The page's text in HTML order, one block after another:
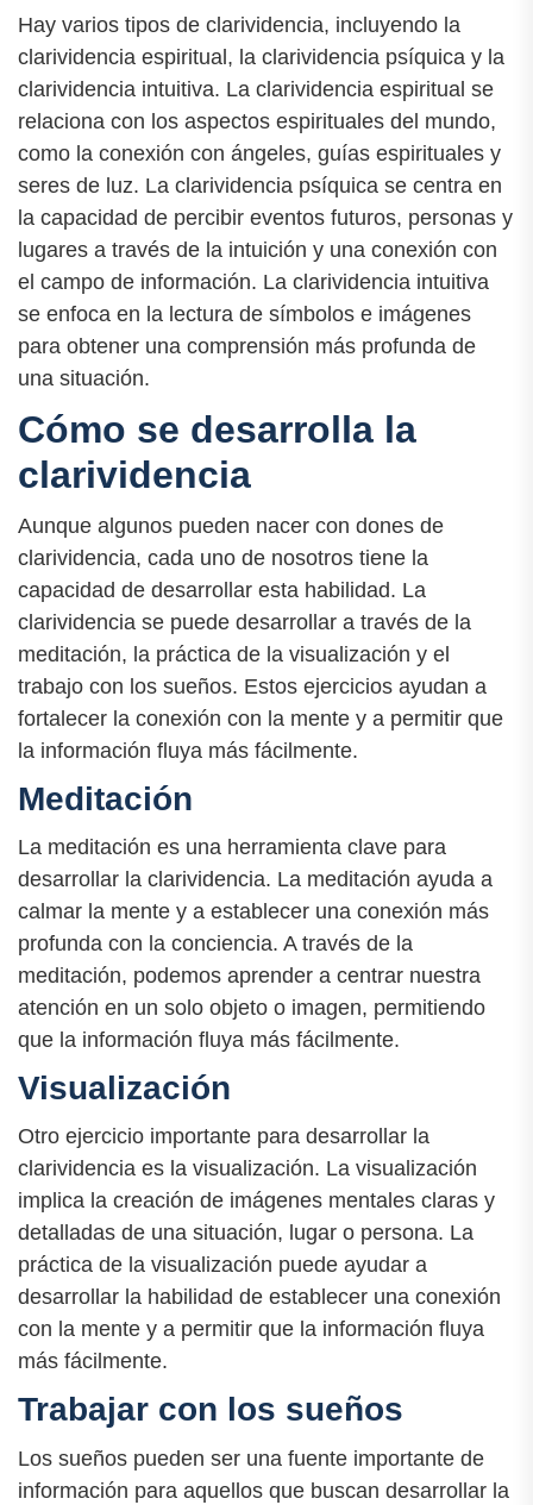
Hay varios tipos de clarividencia, incluyendo la
clarividencia espiritual, la clarividencia psíquica y la
clarividencia intuitiva. La clarividencia espiritual se
relaciona con los aspectos espirituales del mundo,
como la conexión con ángeles, guías espirituales y
seres de luz. La clarividencia psíquica se centra en
la capacidad de percibir eventos futuros, personas y
lugares a través de la intuición y una conexión con
el campo de información. La clarividencia intuitiva
se enfoca en la lectura de símbolos e imágenes
para obtener una comprensión más profunda de
una situación.
Cómo se desarrolla la
clarividencia
Aunque algunos pueden nacer con dones de
clarividencia, cada uno de nosotros tiene la
capacidad de desarrollar esta habilidad. La
clarividencia se puede desarrollar a través de la
meditación, la práctica de la visualización y el
trabajo con los sueños. Estos ejercicios ayudan a
fortalecer la conexión con la mente y a permitir que
la información fluya más fácilmente.
Meditación
La meditación es una herramienta clave para
desarrollar la clarividencia. La meditación ayuda a
calmar la mente y a establecer una conexión más
profunda con la conciencia. A través de la
meditación, podemos aprender a centrar nuestra
atención en un solo objeto o imagen, permitiendo
que la información fluya más fácilmente.
Visualización
Otro ejercicio importante para desarrollar la
clarividencia es la visualización. La visualización
implica la creación de imágenes mentales claras y
detalladas de una situación, lugar o persona. La
práctica de la visualización puede ayudar a
desarrollar la habilidad de establecer una conexión
con la mente y a permitir que la información fluya
más fácilmente.
Trabajar con los sueños
Los sueños pueden ser una fuente importante de
información para aquellos que buscan desarrollar la